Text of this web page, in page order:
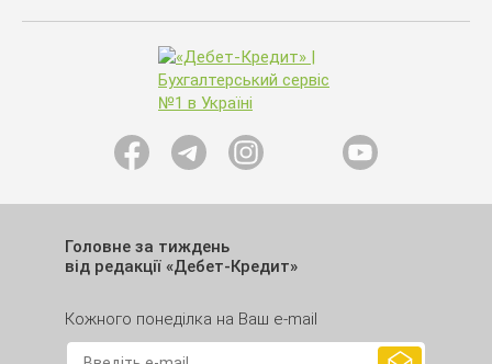
Головне за тиждень
від редакції «Дебет-Кредит»
Кожного понеділка на Ваш e-mail